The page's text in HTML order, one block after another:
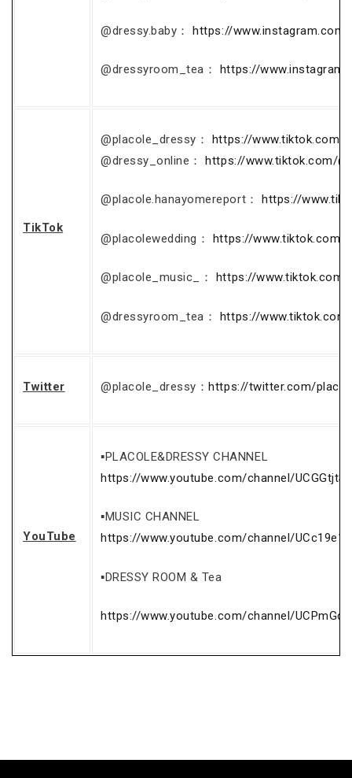
@dressy.baby：https://
@dressyroom_tea： https://
TikTok
@placole_dressy： https://www.tiktok.com/
@dressy_online：https://www.tiktok.com/
@placole.hanayomereport：https://
@placolewedding： https://www.tiktok.com/
@placole_music_： https://www.tiktok.com/
@dressyroom_tea： https://
Twitter @placole_dressy：https://twitter.com/
YouTube
▪PLACOLE&DRESSY CHANNEL
https://www.youtube.com/channel/
▪MUSIC CHANNEL
https://www.youtube.com/channel/
▪DRESSY ROOM & Tea
https://www.youtube.com/channel/